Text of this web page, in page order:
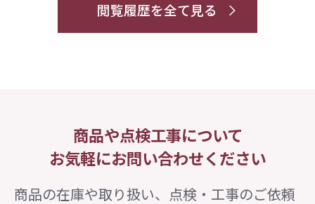
閲覧履歴を全て見る
商品や点検工事について
お気軽にお問い合わせください
商品の在庫や取り扱い、点検・工事のご依頼